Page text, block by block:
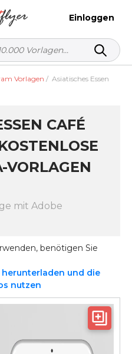
Einloggen
Vorlagen / Asiatisches Essen
CAFÉ
VORLAGEN
mit Adobe
benötigen Sie
und die
nutzen